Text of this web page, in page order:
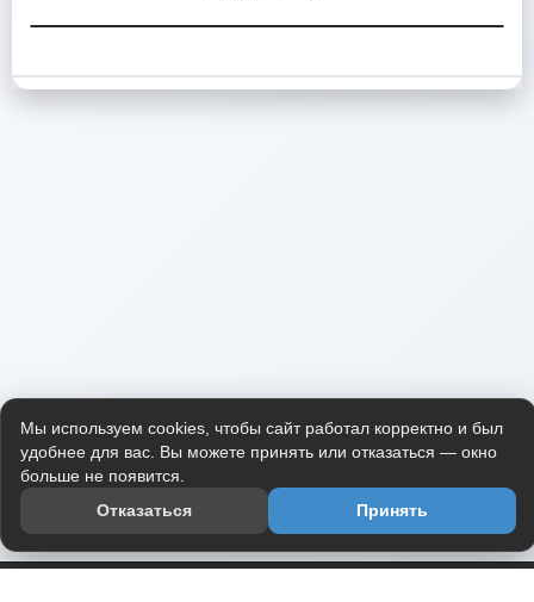
Мы используем cookies, чтобы сайт работал корректно и был
удобнее для вас. Вы можете принять или отказаться — окно
больше не появится.
Отказаться
Принять